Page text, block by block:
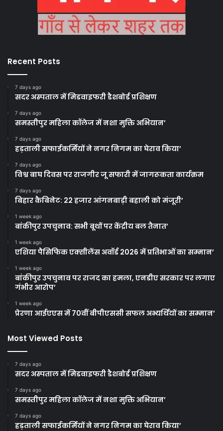
Recent Posts
7 days ago
सदर अस्पताल में मिडवाइफरी डैशबोर्ड प्रशिक्षण
7 days ago
समस्तीपुर महिला कॉलेज में नशा मुक्ति अभियान’
7 days ago
हड़ताली सफाईकर्मियों ने नगर निगम का घेराव किया’
7 days ago
विश्व बाघ दिवस पर राजगीर जू सफारी में जागरूकता कार्यक्रम
7 days ago
बिहार कैबिनेट: 22 हजार आंगनबाड़ी बहाली को मंजूरी’
1 week ago
बांकीपुर उपचुनाव: सभी बूथों पर केंद्रीय बल तैनात’
1 week ago
एशिया पैसिफिक एक्सीलेंस अवॉर्ड 2026 में प्रतिभाओं का सम्मान’
1 week ago
बांकीपुर उपचुनाव पर राजद का हमला, एनडीए सरकार पर लगाए
गंभीर आरोप’
1 week ago
प्रेरणा आईएएस में 70वीं बीपीएससी सफल अभ्यर्थियों का सम्मान’
Most Viewed Posts
7 days ago
सदर अस्पताल में मिडवाइफरी डैशबोर्ड प्रशिक्षण
7 days ago
समस्तीपुर महिला कॉलेज में नशा मुक्ति अभियान’
7 days ago
हड़ताली सफाईकर्मियों ने नगर निगम का घेराव किया’